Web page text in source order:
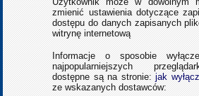
zmienić ustawienia dotyczące
dostępu do danych zapisanych
witrynę internetową
Informacje o sposobie
najpopularniejszych
dostępne są na stronie:jak
ze wskazanych dostawców: